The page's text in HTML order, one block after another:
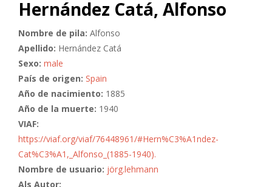
Hernández Catá, Alfonso
Nombre de pila: Alfonso
Apellido: Hernández Catá
Sexo: male
País de origen: Spain
Año de nacimiento: 1885
Año de la muerte: 1940
VIAF:
https://viaf.org/viaf/76448961/#Hern%C3%A1ndez-
Cat%C3%A1,_Alfonso_(1885-1940).
Nombre de usuario: jörg.lehmann
Als Autor: